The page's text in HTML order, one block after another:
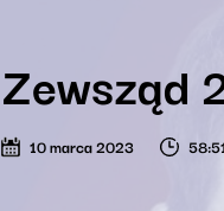
Zewsząd
10 marca 2023